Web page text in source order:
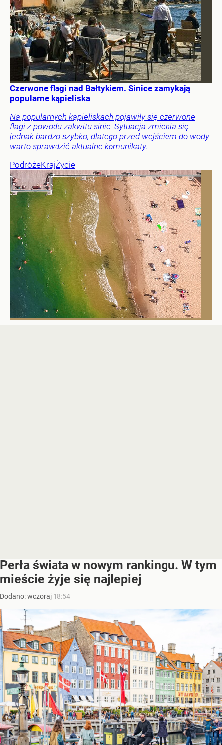
Czerwone flagi nad Bałtykiem. Sinice zamykają
popularne kąpieliska
Na popularnych kąpieliskach pojawiły się czerwone
flagi z powodu zakwitu sinic. Sytuacja zmienia się
jednak bardzo szybko, dlatego przed wejściem do wody
warto sprawdzić aktualne komunikaty.
PodróżeKrajŻycie
Perła świata w nowym rankingu. W tym
mieście żyje się najlepiej
Dodano:wczoraj 18:54